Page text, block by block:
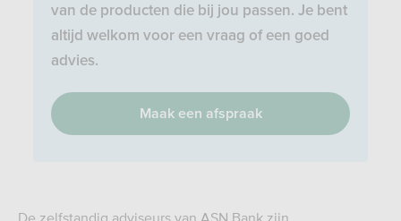
van de producten die bij jou passen. Je bent
altijd welkom voor een vraag of een goed
advies.
Maak een afspraak
De zelfstandig adviseurs van ASN Bank zijn